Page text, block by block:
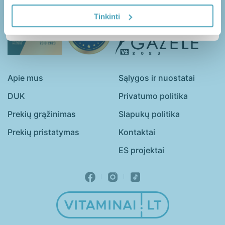
Tinkinti
Senjorai Vaikai
Kapsulės
Minkštos kapsulės
Apie mus
DUK
Prekių grąžinimas
Prekių pristatymas
Sąlygos ir nuostatai
Privatumo politika
Slapukų politika
Kontaktai
ES projektai
kodą